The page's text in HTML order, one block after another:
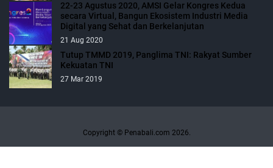
22-23 Agustus 2020, AMSI Gelar Kongres Kedua
secara Virtual, Bangun Ekosistem Industri Media
Digital yang Sehat dan Berkelanjutan
21 Aug 2020
Tutup TMMD 2019, Panglima TNI: Rakyat Sumber
Kekuatan TNI
27 Mar 2019
Copyright © Penabali.com 2026.